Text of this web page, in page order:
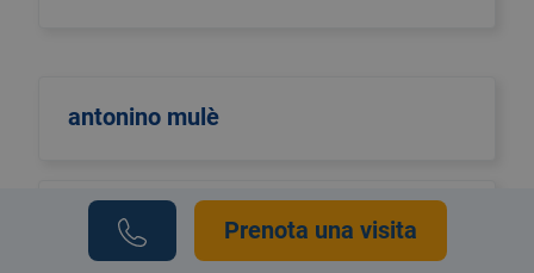
antonino mulè
antonio di maggioPrenota una visita